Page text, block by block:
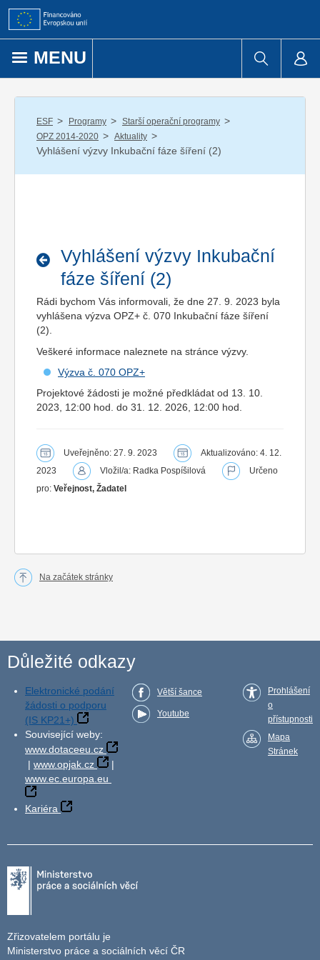
Přejít k obsahu
MENU
ESF / Programy / Starší operační programy /
OPZ 2014-2020 / Aktuality /
Vyhlášení výzvy Inkubační fáze šíření (2)
Vyhlášení výzvy Inkubační
fáze šíření (2)
Rádi bychom Vás informovali, že dne 27. 9. 2023 byla
vyhlášena výzva OPZ+ č. 070 Inkubační fáze šíření
(2).
Veškeré informace naleznete na stránce výzvy.
Výzva č. 070 OPZ+
Projektové žádosti je možné předkládat od 13. 10.
2023, 12:00 hod. do 31. 12. 2026, 12:00 hod.
Uveřejněno: 27. 9. 2023
Aktualizováno: 4. 12.
2023
Vložil/a: Radka Pospíšilová
Určeno
pro: Veřejnost, Žadatel
Na začátek stránky
Důležité odkazy
Elektronické podání
žádosti o podporu
(IS KP21+)
Související weby:
www.dotaceeu.cz
| www.opjak.cz
|
www.ec.europa.eu
Kariéra
Větší šance
Youtube
Prohlášení
o
přístupnosti
Mapa
Stránek
Zřizovatelem portálu je
Ministerstvo práce a sociálních věcí ČR